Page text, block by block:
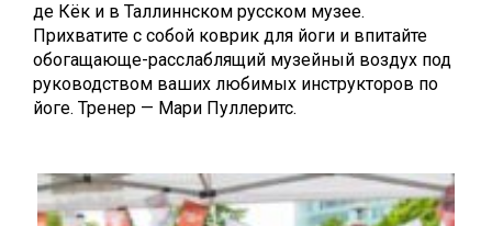
де Кёк и в Таллиннском русском музее.
Прихватите с собой коврик для йоги и впитайте
обогащающе-расслаблящий музейный воздух под
руководством ваших любимых инструкторов по
йоге. Тренер — Мари Пуллеритс.